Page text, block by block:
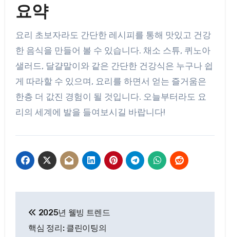
요약
요리 초보자라도 간단한 레시피를 통해 맛있고 건강
한 음식을 만들어 볼 수 있습니다. 채소 스튜, 퀴노아
샐러드, 달걀말이와 같은 간단한 건강식은 누구나 쉽
게 따라할 수 있으며, 요리를 하면서 얻는 즐거움은
한층 더 값진 경험이 될 것입니다. 오늘부터라도 요
리의 세계에 발을 들여보시길 바랍니다!
탐
2025년 웰빙 트렌드
핵심 정리: 클린이팅의